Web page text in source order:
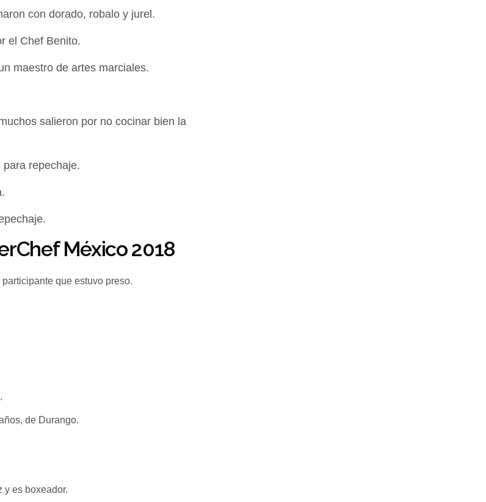
con dorado, robalo y jurel.
el Chef Benito.
maestro de artes marciales.
salieron por no cocinar bien la
repechaje.
México 2018
que estuvo preso.
de Durango.
y es boxeador.